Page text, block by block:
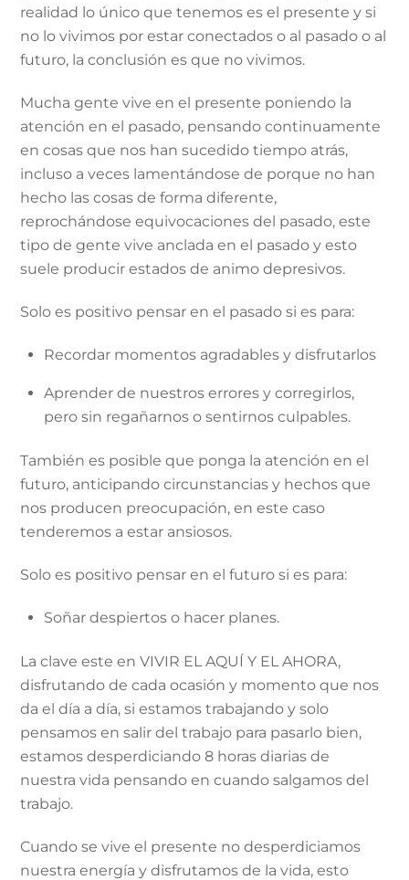
realidad lo único que tenemos es el presente y si
no lo vivimos por estar conectados o al pasado o al
futuro, la conclusión es que no vivimos.
Mucha gente vive en el presente poniendo la
atención en el pasado, pensando continuamente
en cosas que nos han sucedido tiempo atrás,
incluso a veces lamentándose de porque no han
hecho las cosas de forma diferente,
reprochándose equivocaciones del pasado, este
tipo de gente vive anclada en el pasado y esto
suele producir estados de animo depresivos.
Solo es positivo pensar en el pasado si es para:
Recordar momentos agradables y disfrutarlos
Aprender de nuestros errores y corregirlos,
pero sin regañarnos o sentirnos culpables.
También es posible que ponga la atención en el
futuro, anticipando circunstancias y hechos que
nos producen preocupación, en este caso
tenderemos a estar ansiosos.
Solo es positivo pensar en el futuro si es para:
Soñar despiertos o hacer planes.
La clave este en VIVIR EL AQUÍ Y EL AHORA,
disfrutando de cada ocasión y momento que nos
da el día a día, si estamos trabajando y solo
pensamos en salir del trabajo para pasarlo bien,
estamos desperdiciando 8 horas diarias de
nuestra vida pensando en cuando salgamos del
trabajo.
Cuando se vive el presente no desperdiciamos
nuestra energía y disfrutamos de la vida, esto